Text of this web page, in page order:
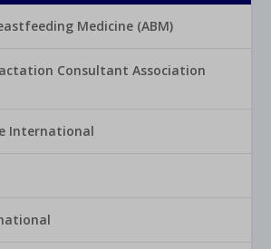
Medicine (ABM)
Consultant Association
International